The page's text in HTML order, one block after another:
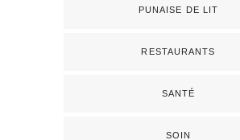
PUNAISE DE LIT
RESTAURANTS
SANTÉ
SOIN